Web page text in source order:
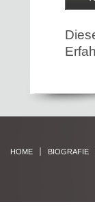
HOME BIOGRAFIE